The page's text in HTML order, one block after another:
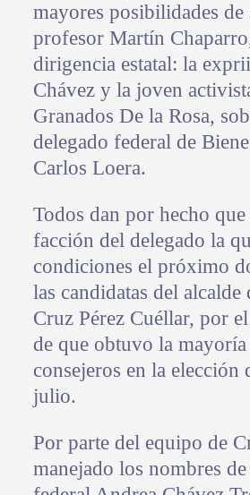
mayores posibilidades de
profesor Martín
dirigencia estatal: la
Chávez y la joven
Granados De la Rosa,
delegado federal de
Carlos Loera.
Todos dan por hecho que
facción del delegado la
condiciones el próximo
las candidatas del alcalde
Cruz Pérez Cuéllar, por
de que obtuvo la mayoría
consejeros en la elección
julio.
Por parte del equipo de
manejado los nombres